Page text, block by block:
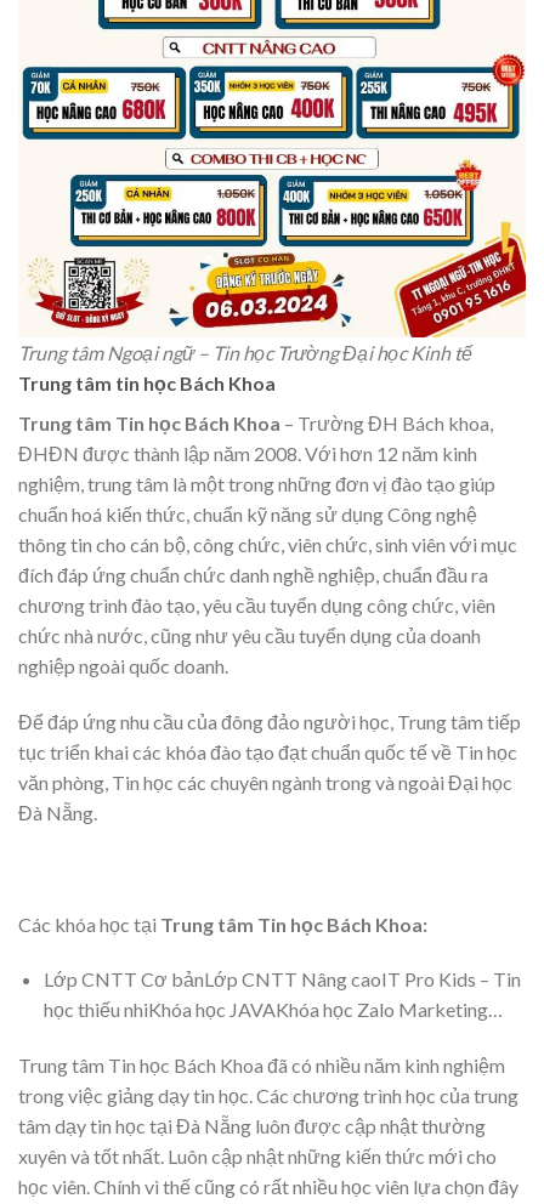
Trung tâm Ngoại ngữ – Tin học Trường Đại học Kinh tế
Trung tâm tin học Bách Khoa
Trung tâm Tin học Bách Khoa – Trường ĐH Bách khoa,
ĐHĐN được thành lập năm 2008. Với hơn 12 năm kinh
nghiệm, trung tâm là một trong những đơn vị đào tạo giúp
chuẩn hoá kiến thức, chuẩn kỹ năng sử dụng Công nghệ
thông tin cho cán bộ, công chức, viên chức, sinh viên với mục
đích đáp ứng chuẩn chức danh nghề nghiệp, chuẩn đầu ra
chương trình đào tạo, yêu cầu tuyển dụng công chức, viên
chức nhà nước, cũng như yêu cầu tuyển dụng của doanh
nghiệp ngoài quốc doanh.
Để đáp ứng nhu cầu của đông đảo người học, Trung tâm tiếp
tục triển khai các khóa đào tạo đạt chuẩn quốc tế về Tin học
văn phòng, Tin học các chuyên ngành trong và ngoài Đại học
Đà Nẵng.
Các khóa học tại Trung tâm Tin học Bách Khoa:
Lớp CNTT Cơ bảnLớp CNTT Nâng caoIT Pro Kids – Tin
học thiếu nhiKhóa học JAVAKhóa học Zalo Marketing…
Trung tâm Tin học Bách Khoa đã có nhiều năm kinh nghiệm
trong việc giảng dạy tin học. Các chương trình học của trung
tâm dạy tin học tại Đà Nẵng luôn được cập nhật thường
xuyên và tốt nhất. Luôn cập nhật những kiến thức mới cho
học viên. Chính vì thế cũng có rất nhiều học viên lựa chọn đây